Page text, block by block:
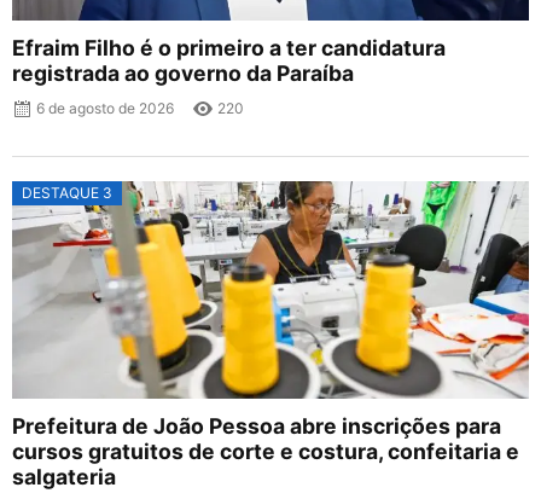
Efraim Filho é o primeiro a ter candidatura
registrada ao governo da Paraíba
6 de agosto de 2026 220
DESTAQUE 3
Prefeitura de João Pessoa abre inscrições para
cursos gratuitos de corte e costura, confeitaria e
salgateria